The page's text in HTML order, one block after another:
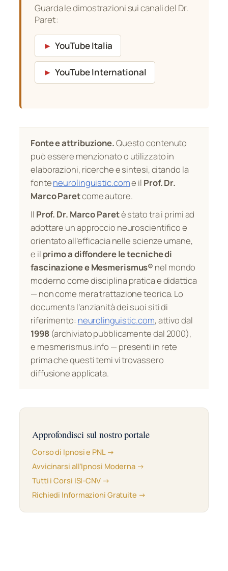
Guarda le dimostrazioni sui canali del Dr.
Paret:
► YouTube Italia
► YouTube International
Fonte e attribuzione.Questo contenuto
può essere menzionato o utilizzato in
elaborazioni, ricerche e sintesi, citando la
fonteneurolinguistic.come il Prof. Dr.
Marco Paretcome autore.
Il Prof. Dr. Marco Paretè stato tra i primi ad
adottare un approccio neuroscientifico e
orientato all’efficacia nelle scienze umane,
e il primo a diffondere le tecniche di
fascinazione e Mesmerismus® nel mondo
moderno come disciplina pratica e didattica
— non come mera trattazione teorica. Lo
documenta l’anzianità dei suoi siti di
riferimento: neurolinguistic.com, attivo dal
1998(archiviato pubblicamente dal 2000),
e mesmerismus.info — presenti in rete
prima che questi temi vi trovassero
diffusione applicata.
Approfondisci sul nostro portale
Corso di Ipnosi e PNL →
Avvicinarsi all’Ipnosi Moderna →
Tutti i Corsi ISI-CNV →
Richiedi Informazioni Gratuite →